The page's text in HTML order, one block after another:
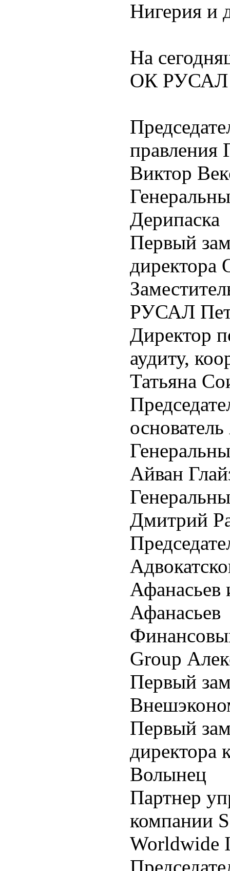
Нигерия и
На
ОК РУСАЛ
правления
Виктор
Дерипаска
Первый
РУСАЛ
Директор
аудиту,
Татьяна
Айван
Дмитрий
Афанасьев
Group
Первый
Первый
директора
Волынец
Партнер
компании
Worldwide